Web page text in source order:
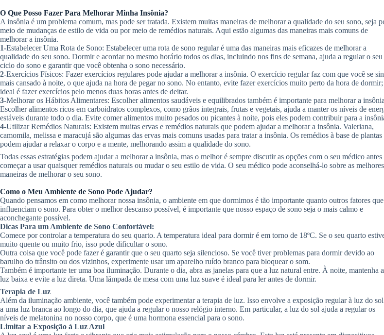
O Que Posso Fazer Para Melhorar Minha Insônia?
A insônia é um problema comum, mas pode ser tratada. Existem muitas maneiras de melhorar a qualidade do seu sono, seja
meio de mudanças de estilo de vida ou por meio de remédios naturais. Aqui estão algumas das maneiras mais comuns de
melhorar a insônia.
1-Estabelecer Uma Rota de Sono: Estabelecer uma rota de sono regular é uma das maneiras mais eficazes de melhorar a
qualidade do seu sono. Dormir e acordar no mesmo horário todos os dias, incluindo nos fins de semana, ajuda a regular o seu
ciclo do sono e garantir que você obtenha o sono necessário.
2-Exercícios Físicos: Fazer exercícios regulares pode ajudar a melhorar a insônia. O exercício regular faz com que você se
mais cansado à noite, o que ajuda na hora de pegar no sono. No entanto, evite fazer exercícios muito perto da hora de
ideal é fazer exercícios pelo menos duas horas antes de deitar.
3-Melhorar os Hábitos Alimentares: Escolher alimentos saudáveis e equilibrados também é importante para melhorar a
Escolher alimentos ricos em carboidratos complexos, como grãos integrais, frutas e vegetais, ajuda a manter os níveis de
estáveis durante todo o dia. Evite comer alimentos muito pesados ou picantes à noite, pois eles podem contribuir para a
4-Utilizar Remédios Naturais: Existem muitas ervas e remédios naturais que podem ajudar a melhorar a insônia. Valeriana,
camomila, melissa e maracujá são algumas das ervas mais comuns usadas para tratar a insônia. Os remédios à base de plantas
podem ajudar a relaxar o corpo e a mente, melhorando assim a qualidade do sono.
Todas essas estratégias podem ajudar a melhorar a insônia, mas o melhor é sempre discutir as opções com o seu médico antes
começar a usar quaisquer remédios naturais ou mudar o seu estilo de vida. O seu médico pode aconselhá-lo sobre as melhores
maneiras de melhorar o seu sono.
Como o Meu Ambiente de Sono Pode Ajudar?
Quando pensamos em como melhorar nossa insônia, o ambiente em que dormimos é tão importante quanto outros fatores que
influenciam o sono. Para obter o melhor descanso possível, é importante que nosso espaço de sono seja o mais calmo e
aconchegante possível.
Dicas Para um Ambiente de Sono Confortável:
Comece por controlar a temperatura do seu quarto. A temperatura ideal para dormir é em torno de 18ºC. Se o seu quarto
muito quente ou muito frio, isso pode dificultar o sono.
Outra coisa que você pode fazer é garantir que o seu quarto seja silencioso. Se você tiver problemas para dormir devido ao
barulho do trânsito ou dos vizinhos, experimente usar um aparelho ruído branco para bloquear o som.
Também é importante ter uma boa iluminação. Durante o dia, abra as janelas para que a luz natural entre. À noite, mantenha a
luz baixa e evite a luz direta. Uma lâmpada de mesa com uma luz suave é ideal para ler antes de dormir.
Terapia de Luz
Além da iluminação ambiente, você também pode experimentar a terapia de luz. Isso envolve a exposição regular à luz do
a uma luz branca ao longo do dia, que ajuda a regular o nosso relógio interno. Em particular, a luz do sol ajuda a regular os
níveis de melatonina no nosso corpo, que é uma hormona essencial para o sono.
Limitar a Exposição à Luz Azul